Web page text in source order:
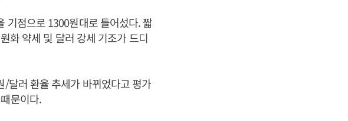
기점으로 1300원대로 들어섰다. 짧
화 약세 및 달러 강세 기조가 드디
달러 환율 추세가 바뀌었다고 평가
문이다.